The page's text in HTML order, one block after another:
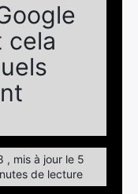
cela
, mis à jour le 5
de lecture